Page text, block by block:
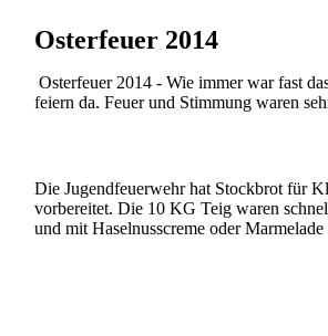
Osterfeuer 2014
Osterfeuer 2014 - Wie immer war fast
feiern da. Feuer und Stimmung waren
Die Jugendfeuerwehr hat Stockbrot für
vorbereitet. Die 10 KG Teig waren
und mit Haselnusscreme oder Marmelade